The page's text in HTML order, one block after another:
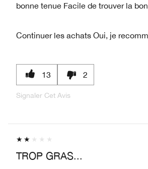
bonne tenue Facile de trouver la
Continuer les achats Oui, je
13 2
Signaler Cet Avis
TROP GRAS...